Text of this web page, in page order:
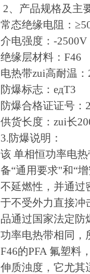
2、产品规格及主
常态绝缘电阻：
介电强度：-
绝缘层材料：F46
电热带zui高耐温
防爆标志：eдT3
防爆合格证证号
供货长度：zui长
3.防爆说明：
该 单相恒功率电
备“通用要求"和“增
不延燃性，并通
于不受外力直接冲击
品通过国家法定防
功率电热带相同
F46的PFA 氟塑料
伸质浊度，它尤